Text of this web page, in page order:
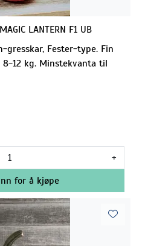
LANTERN F1 UB
gresskar, Fester-type. Fin
8-12 kg. Minstekvanta til
+
for å kjøpe